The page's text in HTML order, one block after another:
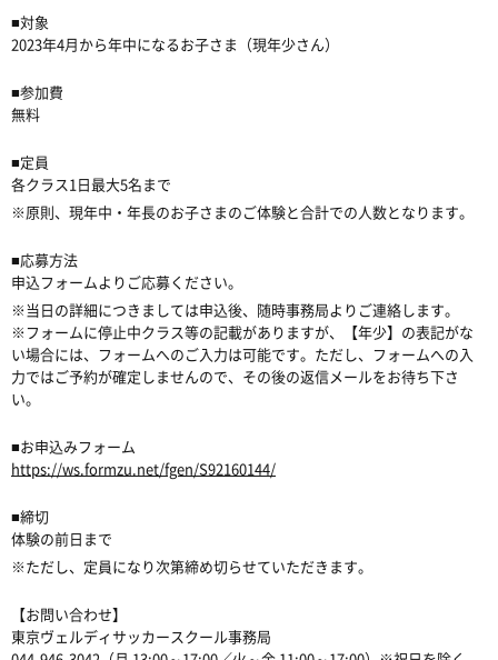
■対象
2023年4月から年中になるお子さま（現年少さん）
■参加費
無料
■定員
各クラス1 日最大5名まで
※原則、現年中・年長のお子さまのご体験と合計での人数となります。
■応募方法
申込フォームよりご応募ください。
※当日の詳細につきましては申込後、随時事務局よりご連絡します。
※フォームに停止中クラス等の記載がありますが、【年少】の表記がな
い場合には、フォームへのご入力は可能です。ただし、フォームへの入
力ではご予約が確定しませんので、その後の返信メールをお待ち下さ
い。
■お申込みフォーム
https://ws.formzu.net/fgen/S92160144/
■締切
体験の前日まで
※ただし、定員になり次第締め切らせていただきます。
【お問い合わせ】
東京ヴェルディサッカースクール事務局